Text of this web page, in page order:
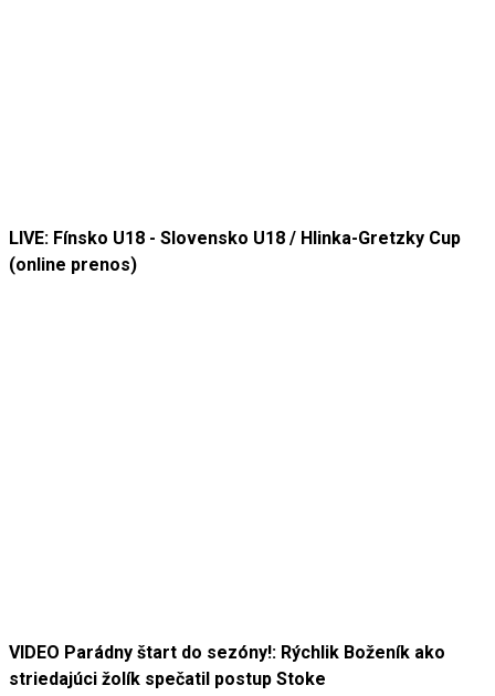
LIVE: Fínsko U18 - Slovensko U18 / Hlinka-Gretzky Cup
(online prenos)
VIDEO Parádny štart do sezóny!: Rýchlik Boženík ako
striedajúci žolík spečatil postup Stoke